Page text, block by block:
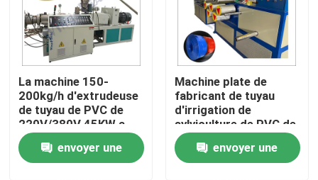
Maison
Produits
La machine 150-
200kg/h d'extrudeuse
de tuyau de PVC de
220V/380V 45KW a
produit
envoyer une
Machine plate de
fabricant de tuyau
d'irrigation de
sylviculture de PVC de
configuration de
tissu-renforcé
automatique de tuyau
envoyer une